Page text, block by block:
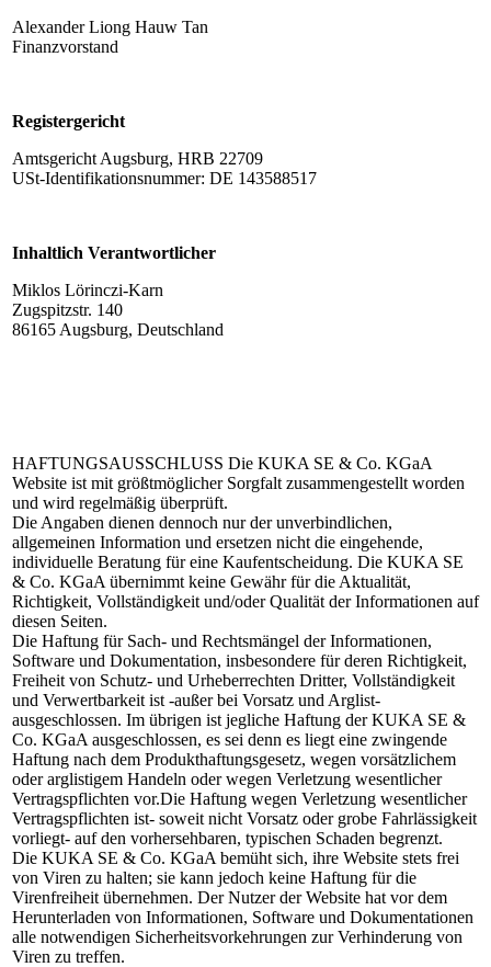
Alexander Liong Hauw Tan
Finanzvorstand
Registergericht
Amtsgericht Augsburg, HRB 22709
USt-Identifikationsnummer: DE 143588517
Inhaltlich Verantwortlicher
Miklos Lörinczi-Karn
Zugspitzstr. 140
86165 Augsburg, Deutschland
HAFTUNGSAUSSCHLUSS Die KUKA SE & Co. KGaA
Website ist mit größtmöglicher Sorgfalt zusammengestellt worden
und wird regelmäßig überprüft.
Die Angaben dienen dennoch nur der unverbindlichen,
allgemeinen Information und ersetzen nicht die eingehende,
individuelle Beratung für eine Kaufentscheidung. Die KUKA SE
& Co. KGaA übernimmt keine Gewähr für die Aktualität,
Richtigkeit, Vollständigkeit und/oder Qualität der Informationen auf
diesen Seiten.
Die Haftung für Sach- und Rechtsmängel der Informationen,
Software und Dokumentation, insbesondere für deren Richtigkeit,
Freiheit von Schutz- und Urheberrechten Dritter, Vollständigkeit
und Verwertbarkeit ist -außer bei Vorsatz und Arglist-
ausgeschlossen. Im übrigen ist jegliche Haftung der KUKA SE &
Co. KGaA ausgeschlossen, es sei denn es liegt eine zwingende
Haftung nach dem Produkthaftungsgesetz, wegen vorsätzlichem
oder arglistigem Handeln oder wegen Verletzung wesentlicher
Vertragspflichten vor.Die Haftung wegen Verletzung wesentlicher
Vertragspflichten ist- soweit nicht Vorsatz oder grobe Fahrlässigkeit
vorliegt- auf den vorhersehbaren, typischen Schaden begrenzt.
Die KUKA SE & Co. KGaA bemüht sich, ihre Website stets frei
von Viren zu halten; sie kann jedoch keine Haftung für die
Virenfreiheit übernehmen. Der Nutzer der Website hat vor dem
Herunterladen von Informationen, Software und Dokumentationen
alle notwendigen Sicherheitsvorkehrungen zur Verhinderung von
Viren zu treffen.